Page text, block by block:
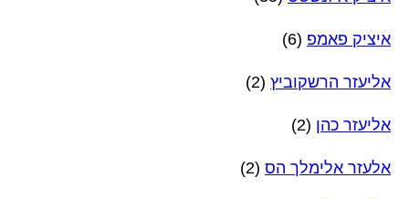
איציק פאמפ (6)
אליעזר הרשקוביץ (2)
אליעזר כהן (2)
אלעזר אלימלך הס (2)